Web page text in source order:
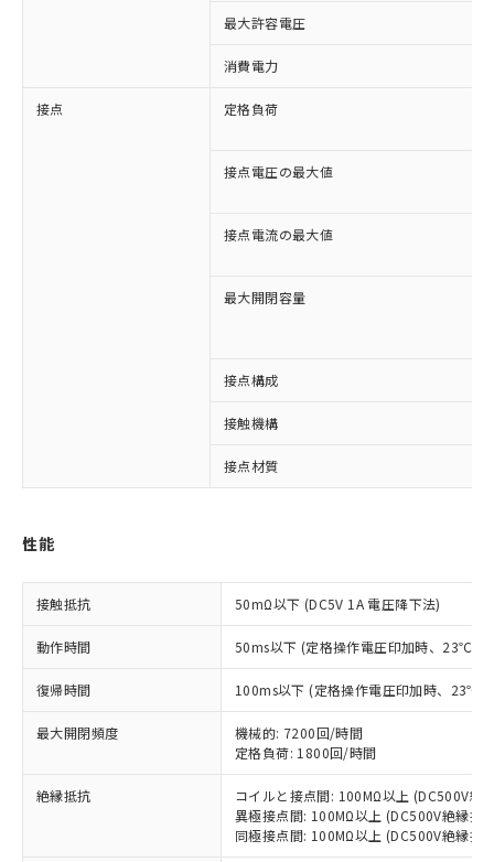
最大許容電圧
消費電力
接点 定格負荷
接点電圧の最大値
接点電流の最大値
最大開閉容量
接点構成
接触機構
接点材質
性能
接触抵抗 50mΩ以下 (DC5V 1A 電圧降下法)
動作時間 50ms以下 (定格操作電圧印加時、23℃、
復帰時間 100ms以下 (定格操作電圧印加時、23℃
最大開閉頻度
機械的: 7200回/時間
定格負荷: 1800回/時間
絶縁抵抗
コイルと接点間: 100MΩ以上 (DC500V絶
異極接点間: 100MΩ以上 (DC500V絶縁抵
同極接点間: 100MΩ以上 (DC500V絶縁抵
ご利用条件
ご利用ください。
本サービスは、当社制御機器事業取扱
商品の当社在庫状況および標準価格
(税抜)を提供させていただくもので
当社制御機器事業取扱商品の中には、
本サービスの対象外となる商品もある
ことをご了承ください。
対応済み：EU RoHS指令（10物質）の
商品です。
対応予定なし：EU RoHS指令（10物質）の
非含有に非対応の商品で、対応品を出す予
調査・確認中：EU RoHS指令（10物質）の
非含有の対応状況を調査中または確認中の
商品です。
非該当品：ライセンス料など無形物で、有
害物質有無と関係のない商品です。
仕入先様の事情により、非含有部品として
いたものが、含有品と判明した場合などや
むを得ず変更することがあります。
※1 中国RoHS○×表
「○」：最大均質材料含有率が中国RoHSの
基準値以下であることを示します。
「×」：最大均質材料含有率が中国RoHSの
基準値を超えていることを示します。
「－」：未確認です。当社販売部門へお問
当社は、これら貴社製品のうち、外国
為替および外国貿易法に定める商品